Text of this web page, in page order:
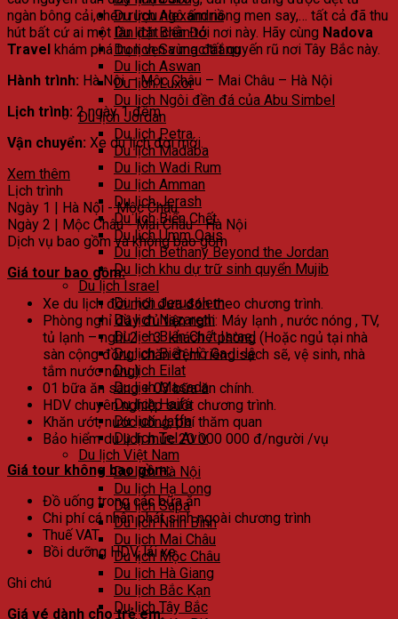
Du lịch Alexandria
Du lịch Biển Đỏ
Du lịch Sa mạc trắng
Du lịch Aswan
Du lịch Luxor
Du lịch Ngôi đền đá của Abu Simbel
Du lịch Jordan
Du lịch Petra
Du lịch Madaba
Du lịch Wadi Rum
Du lịch Amman
Du lịch Jerash
Du lịch Biển Chết
Du lịch Umm Qais
Du lịch Bethany Beyond the Jordan
Du lịch khu dự trữ sinh quyển Mujib
Du lịch Israel
Du lịch Jerusalem
Du lịch Nazareth
Du lịch Biển Chết Israel
Du lịch Biển Hồ Ga-li-lê
Du lịch Eilat
Du lịch Masada
Du lịch Haifa
Du lịch Jaffa
Du lịch Tel Aviv
Du lịch Việt Nam
Du lịch Hà Nội
Du lịch Hạ Long
Du lịch Sapa
Du lịch Ninh Bình
Du lịch Mai Châu
Du lịch Mộc Châu
Du lịch Hà Giang
Du lịch Bắc Kạn
Du lịch Tây Bắc
ngàn bông cải,chén rượu ngô ấm nồng men say,… tất cả đã thu
hút bất cứ ai một lần đặt chân tới nơi này. Hãy cùng Nadova
Travel khám phá trọn vẹn vùng đất quyến rũ nơi Tây Bắc này.
Hành trình: Hà Nội – Mộc Châu – Mai Châu – Hà Nội
Lịch trình: 2 ngày 1 đêm
Vận chuyển: Xe du lịch đời mới.
Xem thêm
Lịch trình
Ngày 1 | Hà Nội - Mộc Châu
Ngày 2 | Mộc Châu - Mai Châu - Hà Nội
Dịch vụ bao gồm và không bao gồm
Giá tour bao gồm:
Xe du lịch đời mới đưa đón theo chương trình.
Phòng nghỉ đầy đủ tiện nghi: Máy lạnh , nước nóng , TV,
tủ lạnh – nghỉ 2 – 3 khách / phòng (Hoặc ngủ tại nhà
sàn cộng đồng: chăn đệm riêng sạch sẽ, vệ sinh, nhà
tắm nước nóng)
01 bữa ăn sáng + 03 bữa ăn chính.
HDV chuyên nghiệp suốt chương trình.
Khăn ướt, nước uống, phí thăm quan
Bảo hiểm du lịch mức 20 000 000 đ/người /vụ
Giá tour không bao gồm:
Đồ uống trong các bữa ăn
Chi phí cá nhân phát sinh ngoài chương trình
Thuế VAT
Bồi dưỡng HDV, lái xe.
Ghi chú
Giá vé dành cho trẻ em: